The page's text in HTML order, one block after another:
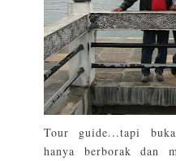
Tour guide...tapi
hanya berborak dan